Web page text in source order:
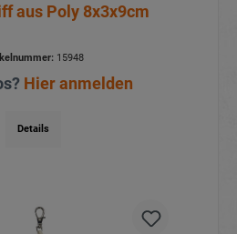
aus Poly 8x3x9cm
15948
Hier anmelden
Details